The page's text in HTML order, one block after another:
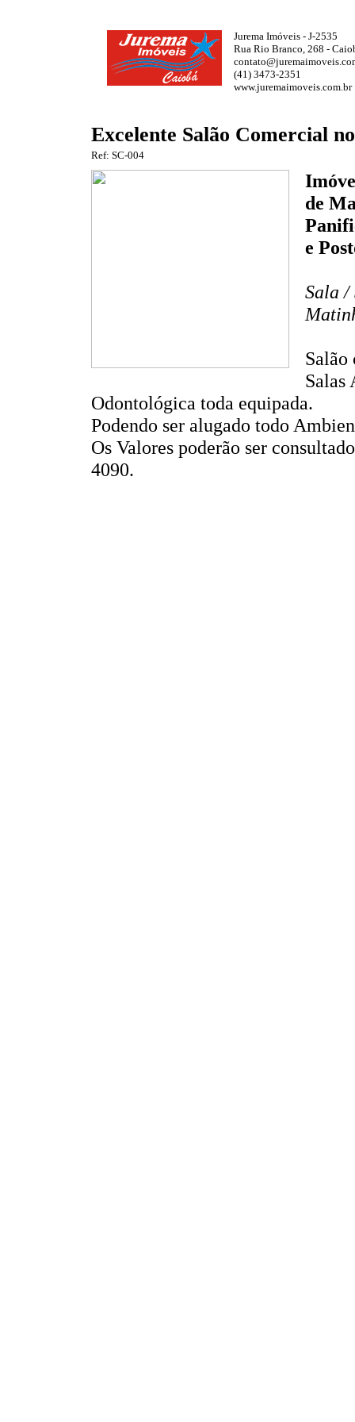
Jurema Imóveis - J-2535
Rua Rio Branco, 268 -
(41) 3473-2351
www.juremaimoveis.com.br
Excelente Salão Comercial
Ref: SC-004
de
e
Sala
Salão
Salas
Odontológica toda equipada.
Podendo ser alugado todo
Os Valores poderão ser
4090.